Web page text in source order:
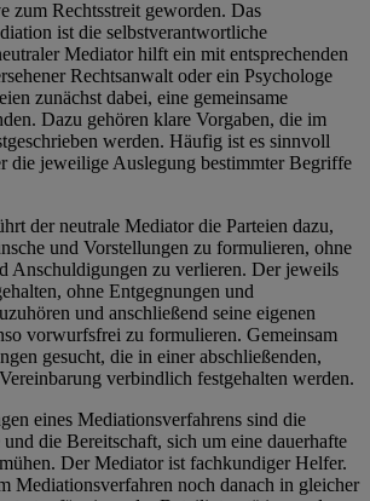
zum Rechtsstreit geworden. Das
ist die selbstverantwortliche
Mediator hilft ein mit entsprechenden
Rechtsanwalt oder ein Psychologe
zunächst dabei, eine gemeinsame
Dazu gehören klare Vorgaben, die im
werden. Häufig ist es sinnvoll
die jeweilige Auslegung bestimmter Begriffe
der neutrale Mediator die Parteien dazu,
und Vorstellungen zu formulieren, ohne
Anschuldigungen zu verlieren. Der jeweils
ohne Entgegnungen und
und anschließend seine eigenen
vorwurfsfrei zu formulieren. Gemeinsam
gesucht, die in einer abschließenden,
verbindlich festgehalten werden.
eines Mediationsverfahrens sind die
die Bereitschaft, sich um eine dauerhafte
Der Mediator ist fachkundiger Helfer.
Mediationsverfahren noch danach in gleicher